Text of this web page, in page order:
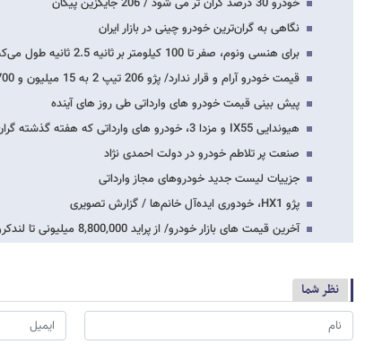
نگاهی به گران‌ترین خودرو چینی در بازار ایران
برای هنسی ونوم، صفر تا 100 کیلومتر بر ثانیه 2.5 ثانیه طول می‌کشد/ گزارش تصویری
قیمت خودرو آرام و قرار ندارد/ پژو 206 تیپ 2 به 15 میلیون و 700 هزار تومان رسید
پیش بینی قیمت خودرو های وارداتی طی روز های آینده
هیوندایی IX55 و مزدا 3، خودرو های وارداتی که هفته گذشته گران شدند/ مزدا 3، 49 میلیون…
صنعت پر تلاطم خودرو در دولت احمدی نژاد
جزییات لیست جدید خودروهای مجاز وارداتی
پژو HX1، خودوری ایده‌آل خانم‌ها / گزارش تصویری
آخرین قیمت های بازار خودرو/ از پراید 8,800,000 میلیونی تا لندکروز 130,000,000
نظر شما